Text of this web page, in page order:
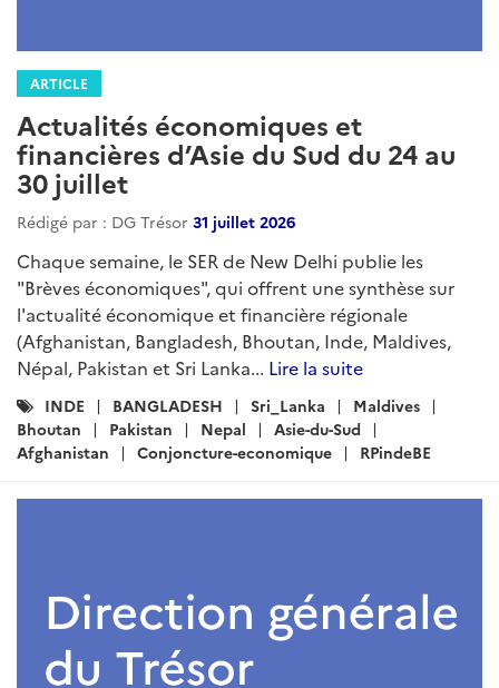
ARTICLE
Actualités économiques et
financières d’Asie du Sud du 24 au
30 juillet
Rédigé par : DG Trésor 31 juillet 2026
Chaque semaine, le SER de New Delhi publie les
"Brèves économiques", qui offrent une synthèse sur
l'actualité économique et financière régionale
(Afghanistan, Bangladesh, Bhoutan, Inde, Maldives,
Népal, Pakistan et Sri Lanka... Lire la suite
Catégories
:
INDE BANGLADESH Sri_Lanka
Maldives
Bhoutan
Pakistan Nepal
Asie-du-Sud
Afghanistan
Conjoncture-economique RPindeBE